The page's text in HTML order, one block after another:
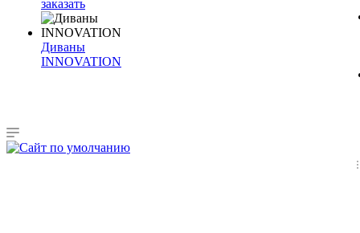
заказать
Диваны
INNOVATION